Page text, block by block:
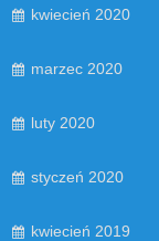
kwiecień 2020
marzec 2020
luty 2020
styczeń 2020
kwiecień 2019